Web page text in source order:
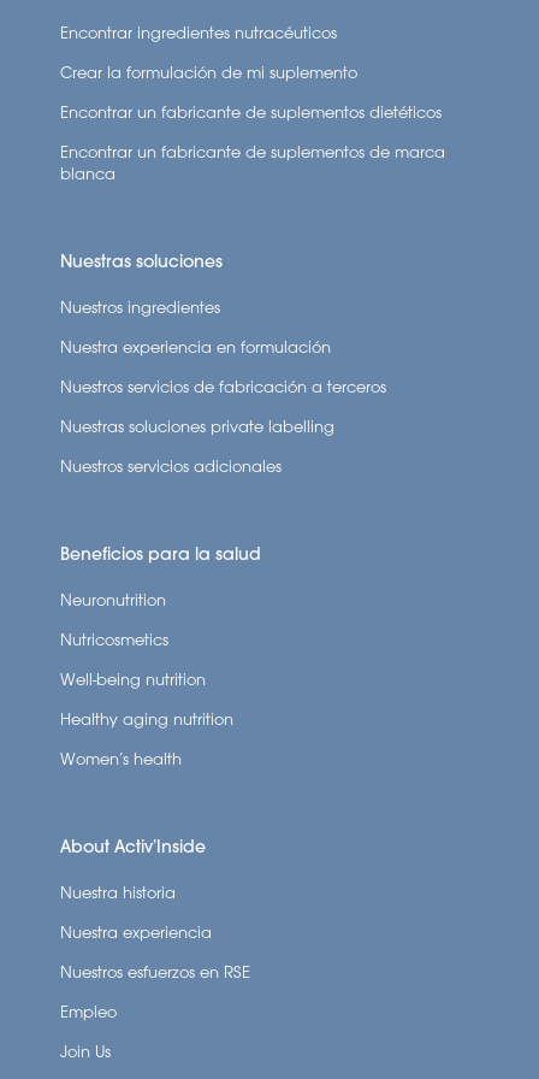
Encontrar ingredientes nutracéuticos
Crear la formulación de mi suplemento
Encontrar un fabricante de suplementos dietéticos
Encontrar un fabricante de suplementos de marca
blanca
Nuestras soluciones
Nuestros ingredientes
Nuestra experiencia en formulación
Nuestros servicios de fabricación a terceros
Nuestras soluciones private labelling
Nuestros servicios adicionales
Beneficios para la salud
Neuronutrition
Nutricosmetics
Well-being nutrition
Healthy aging nutrition
Women’s health
About Activ’Inside
Nuestra historia
Nuestra experiencia
Nuestros esfuerzos en RSE
Empleo
Join Us